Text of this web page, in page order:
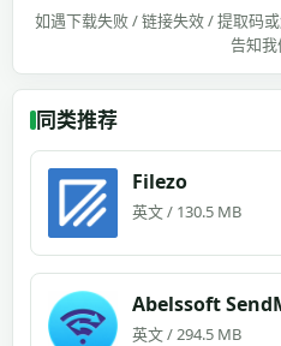
如遇下载失败 / 链接失效 / 提取码
告知我
同类推荐
Filezo
英文 / 130.5 MB
Abelssoft
英文 / 294.5 MB